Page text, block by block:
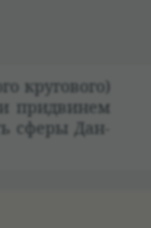
круго­вого)
при­дви­нем
сферы Дан­